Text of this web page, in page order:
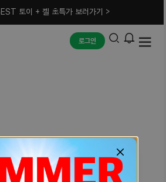
토이 + 젤 초특가 보러가기 >
로그인